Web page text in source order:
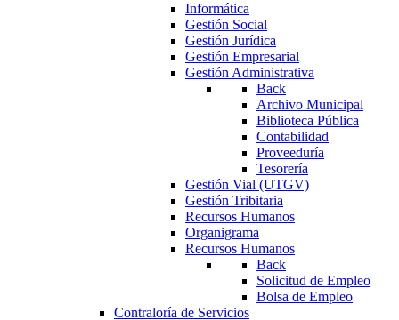
Informática
Gestión Social
Gestión Jurídica
Gestión Empresarial
Gestión Administrativa
Back
Archivo Municipal
Biblioteca Pública
Contabilidad
Proveeduría
Tesorería
Gestión Vial (UTGV)
Gestión Tribitaria
Recursos Humanos
Organigrama
Recursos Humanos
Back
Solicitud de Empleo
Bolsa de Empleo
Contraloría de Servicios